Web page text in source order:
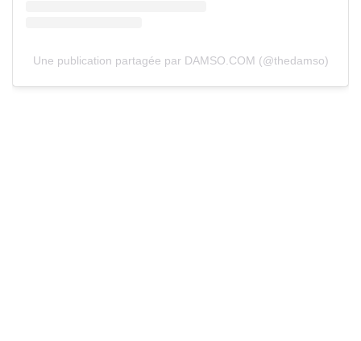
Une publication partagée par DAMSO.COM (@thedamso)